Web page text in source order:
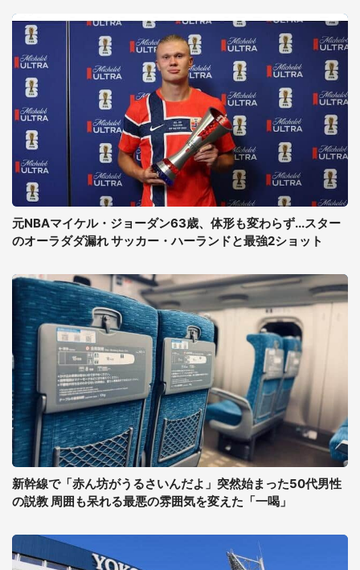
元NBAマイケル・ジョーダン63歳、体形も変わらず...スター
のオーラダダ漏れ サッカー・ハーランドと最強2ショット
新幹線で「赤ん坊がうるさいんだよ」突然始まった50代男性
の説教 周囲も呆れる最悪の雰囲気を変えた「一喝」